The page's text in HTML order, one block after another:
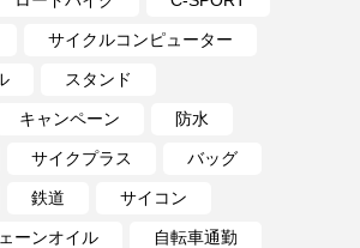
サイクルコンピューター
スタンド
キャンペーン 防水
サイクプラス バッグ
鉄道 サイコン
ーンオイル 自転車通勤